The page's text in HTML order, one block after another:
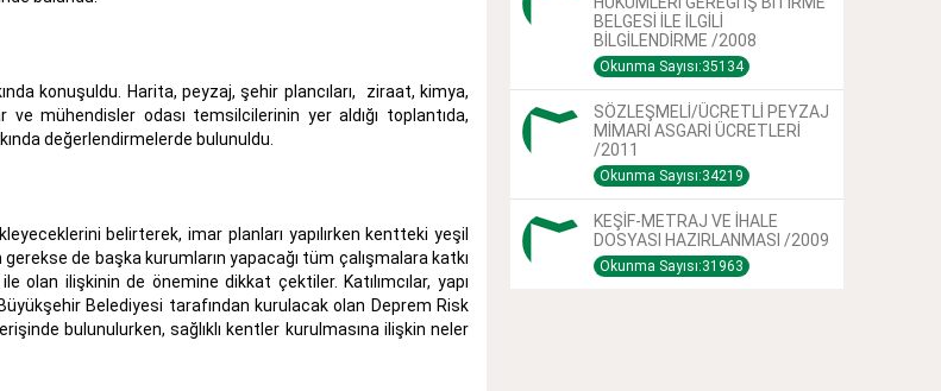
konuşuldu. Harita, peyzaj, şehir plancıları, ziraat, kimya,
mühendisler odası temsilcilerinin yer aldığı toplantıda,
değerlendirmelerde bulunuldu.
belirterek, imar planları yapılırken kentteki yeşil
gerekse de başka kurumların yapacağı tüm çalışmalara katkı
olan ilişkinin de önemine dikkat çektiler. Katılımcılar, yapı
Belediyesi tarafından kurulacak olan Deprem Risk
bulunulurken, sağlıklı kentler kurulmasına ilişkin neler
BELGESİ İLE İLGİLİ
BİLGİLENDİRME /2008
Okunma Sayısı:35134
SÖZLEŞMELİ/ÜCRETLİ PEYZAJ
MİMARI ASGARİ ÜCRETLERİ
/2011
Okunma Sayısı:34219
KEŞİF-METRAJ VE İHALE
DOSYASI HAZIRLANMASI /2009
Okunma Sayısı:31963